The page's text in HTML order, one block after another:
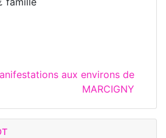
aux environs de
MARCIGNY